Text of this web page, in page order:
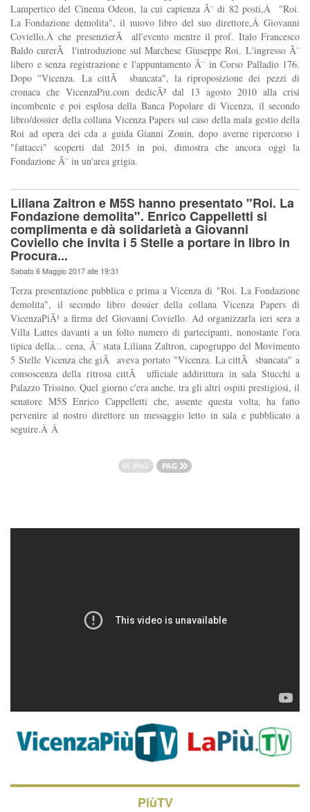
Lampertico del Cinema Odeon, la cui capienza Ã¨ di 82 posti,Â "Roi.
La Fondazione demolita", il nuovo libro del suo direttore,Â Giovanni
Coviello,Â che presenzierÃ all'evento mentre il prof. Italo Francesco
Baldo curerÃ l'introduzione sul Marchese Giuseppe Roi. L'ingresso Ã¨
libero e senza registrazione e l'appuntamento Ã¨ in Corso Palladio 176.
Dopo "Vicenza. La cittÃ sbancata", la riproposizione dei pezzi di
cronaca che VicenzaPiu.com dedicÃ² dal 13 agosto 2010 alla crisi
incombente e poi esplosa della Banca Popolare di Vicenza, il secondo
libro/dossier della collana Vicenza Papers sul caso della mala gestio della
Roi ad opera dei cda a guida Gianni Zonin, dopo averne ripercorso i
"fattacci" scoperti dal 2015 in poi, dimostra che ancora oggi la
Fondazione Ã¨ in un'area grigia.
Liliana Zaltron e M5S hanno presentato "Roi. La
Fondazione demolita". Enrico Cappelletti si
complimenta e dà solidarietà a Giovanni
Coviello che invita i 5 Stelle a portare in libro in
Procura...
Sabato 6 Maggio 2017 alle 19:31
Terza presentazione pubblica e prima a Vicenza di "Roi. La Fondazione
demolita", il secondo libro dossier della collana Vicenza Papers di
VicenzaPiÃ¹ a firma del Giovanni Coviello. Ad organizzarla ieri sera a
Villa Lattes davanti a un folto numero di partecipanti, nonostante l'ora
tipica della... cena, Ã¨ stata Liliana Zaltron, capogruppo del Movimento
5 Stelle Vicenza che giÃ aveva portato "Vicenza. La cittÃ sbancata" a
consoscenza della ritrosa cittÃ ufficiale addirittura in sala Stucchi a
Palazzo Trissino. Quel giorno c'era anche, tra gli altri ospiti prestigiosi, il
senatore M5S Enrico Cappelletti che, assente questa volta, ha fatto
pervenire al nostro direttore un messaggio letto in sala e pubblicato a
seguire.Â Â
PiùTV